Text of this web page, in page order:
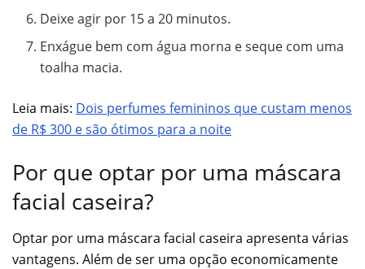
Deixe agir por 15 a 20 minutos.
Enxágue bem com água morna e seque com uma
toalha macia.
Leia mais: Dois perfumes femininos que custam menos
de R$ 300 e são ótimos para a noite
Por que optar por uma máscara
facial caseira?
Optar por uma máscara facial caseira apresenta várias
vantagens. Além de ser uma opção economicamente